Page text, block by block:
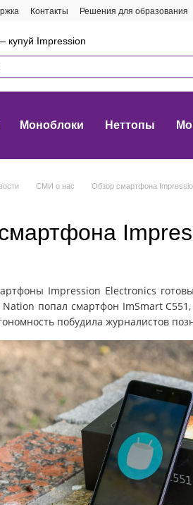
Контакты Решения для образования
купуй Impression
Моноблоки Неттопы
СМИ о нас Обзор смартфона
Impression Electronics
попал смартфон ImSmart
побудила журналистов